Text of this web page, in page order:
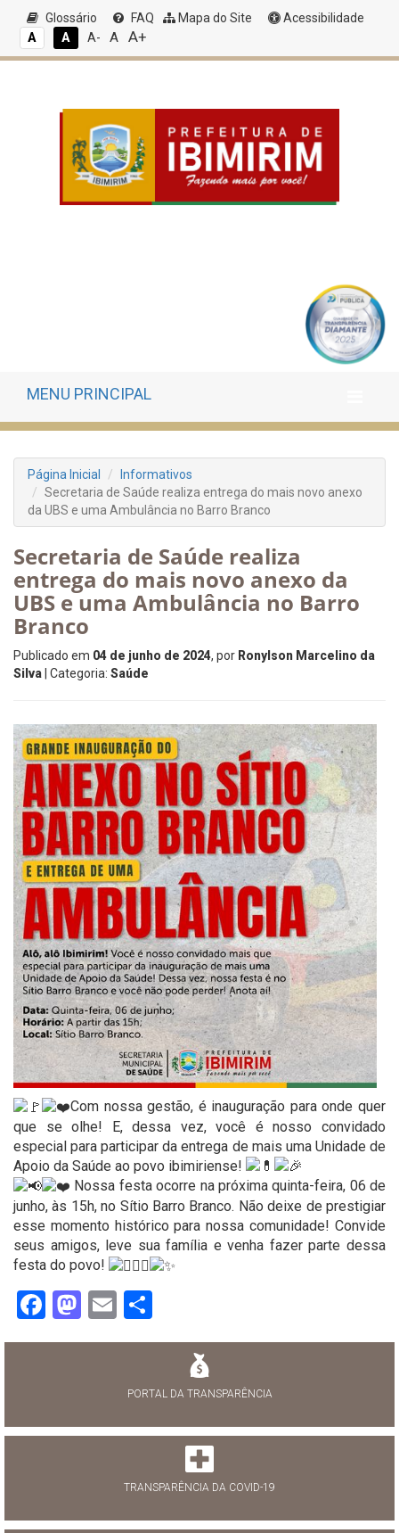
Glossário FAQ Mapa do Site
Acessibilidade
A
A A- A A+
MENU PRINCIPAL
Página Inicial
Informativos
Secretaria de Saúde realiza entrega do mais novo anexo
da UBS e uma Ambulância no Barro Branco
Secretaria de Saúde realiza
entrega do mais novo anexo da
UBS e uma Ambulância no Barro
Branco
Publicado em 04 de junho de 2024, por Ronylson Marcelino da
Silva | Categoria: Saúde
Com nossa gestão, é inauguração para onde quer
que se olhe! E, dessa vez, você é nosso convidado
especial para participar da entrega de mais uma Unidade de
Apoio da Saúde ao povo ibimiriense!
Nossa festa ocorre na próxima quinta-feira, 06 de
junho, às 15h, no Sítio Barro Branco. Não deixe de prestigiar
esse momento histórico para nossa comunidade! Convide
seus amigos, leve sua família e venha fazer parte dessa
festa do povo!
Facebook
Mastodon
Email
PORTAL DA TRANSPARÊNCIA
TRANSPARÊNCIA DA COVID-19